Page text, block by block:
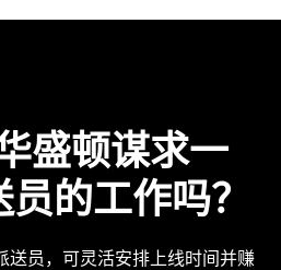
盛顿谋求一
的工作吗？
送员，可灵活安排上线时间并赚